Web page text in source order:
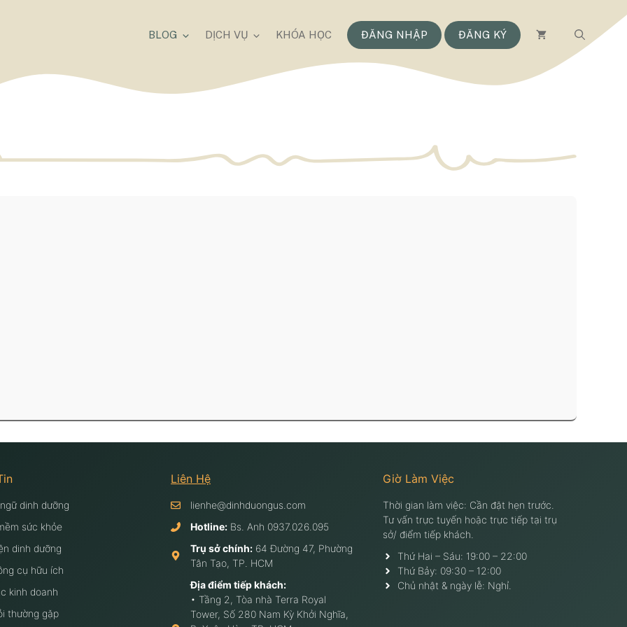
BLOG DỊCH VỤ KHÓA HỌC ĐĂNG NHẬP ĐĂNG KÝ
dinh dưỡng
sức khỏe
dinh dưỡng
cụ hữu ích
kinh doanh
thường gặp
Liên Hệ
lienhe@dinhduongus.com
Hotline: Bs. Anh 0937.026.095
Trụ sở chính: 64 Đường 47, Phường
Tân Tạo, TP. HCM
Địa điểm tiếp khách:
• Tầng 2, Tòa nhà Terra Royal
Tower, Số 280 Nam Kỳ Khởi Nghĩa,
Giờ Làm Việc
Thời gian làm việc: Cần đặt hẹn trước.
Tư vấn trực tuyến hoặc trực tiếp tại trụ
sở/ điểm tiếp khách.
Thứ Hai – Sáu: 19:00 – 22:00
Thứ Bảy: 09:30 – 12:00
Chủ nhật & ngày lễ: Nghỉ.